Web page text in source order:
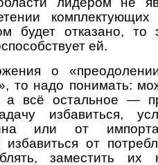
будет отказано, то
ей.
о
то надо понимать:
всё остальное —
избавиться,
или от
избавиться от
заместить их